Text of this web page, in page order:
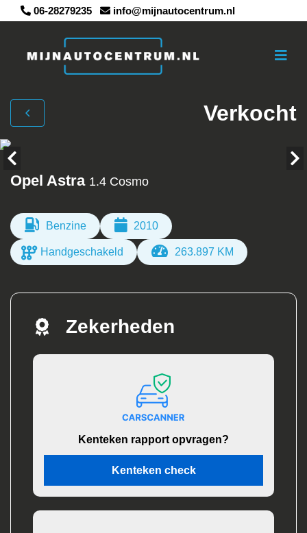
06-28279235 info@mijnautocentrum.nl
Verkocht
Opel Astra 1.4 Cosmo
Benzine 2010
Handgeschakeld 263.897 KM
Zekerheden
Kenteken rapport opvragen?
Kenteken check